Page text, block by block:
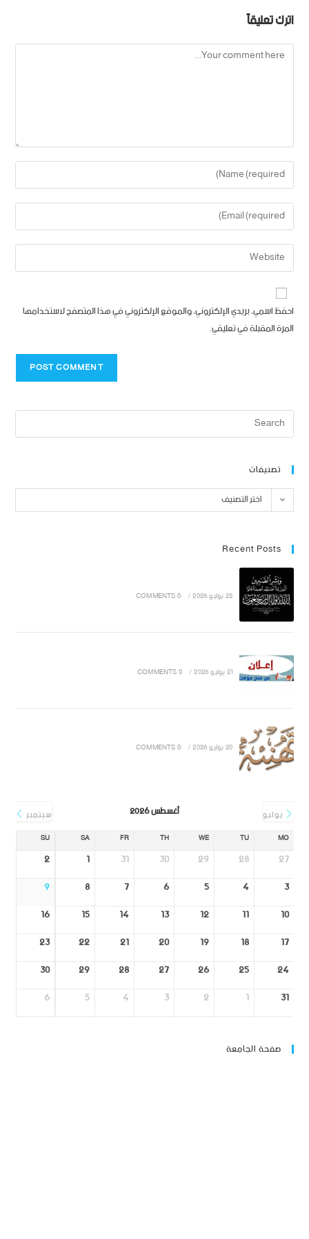
اترك تعليقاً
احفظ اسمي، بريدي الإلكتروني، والموقع الإلكتروني في هذا المتصفح لاستخدامها
المرة المقبلة في تعليقي.
تصنيفات
اختر التصنيف
Recent Posts
22 يوليو 2026 /
0 COMMENTS
21 يوليو 2026 /
0 COMMENTS
20 يوليو 2026 /
0 COMMENTS
يوليو أغسطس 2026 سبتمبر
MO
TU
WE
TH
FR
SA
SU
27
28
29
30
31
1
2
3
4
5
6
7
8
9
10
11
12
13
14
15
16
17
18
19
20
21
22
23
24
25
26
27
28
29
30
31
1
2
3
4
5
6
صفحة الجامعة